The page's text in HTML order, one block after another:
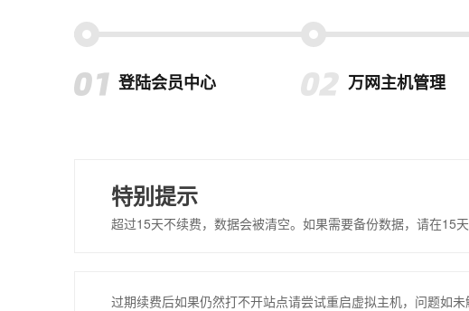
登陆会员中心 万网主机管理
特别提示
超过15天不续费，数据会被清空。如果需要备份数据，请在15
过期续费后如果仍然打不开站点请尝试重启虚拟主机，问题如